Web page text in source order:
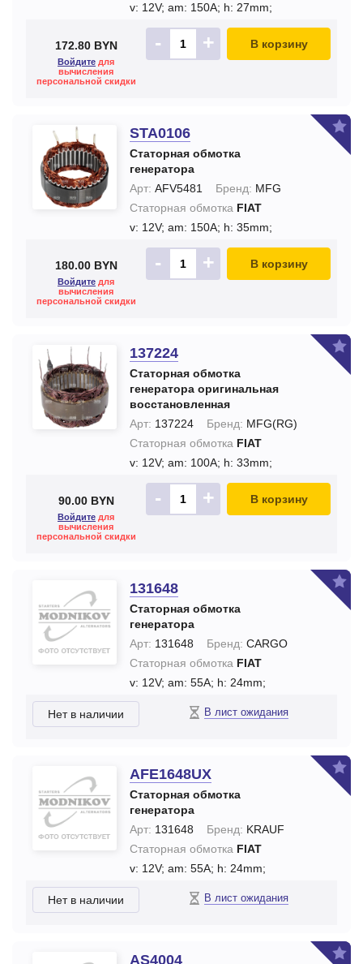
v: 12V; am: 150A; h: 27mm;
172.80 BYN
Войдите для
вычисления
персональной скидки
- + В корзину
STA0106
Статорная обмотка
генератора
Арт: AFV5481 Бренд: MFG
Статорная обмотка FIAT
v: 12V; am: 150A; h: 35mm;
180.00 BYN
Войдите для
вычисления
персональной скидки
- + В корзину
137224
Статорная обмотка
генератора оригинальная
восстановленная
Арт: 137224 Бренд: MFG(RG)
Статорная обмотка FIAT
v: 12V; am: 100A; h: 33mm;
90.00 BYN
Войдите для
вычисления
персональной скидки
- + В корзину
131648
Статорная обмотка
генератора
Арт: 131648 Бренд: CARGO
Статорная обмотка FIAT
v: 12V; am: 55A; h: 24mm;
Нет в наличии В лист ожидания
AFE1648UX
Статорная обмотка
генератора
Арт: 131648 Бренд: KRAUF
Статорная обмотка FIAT
v: 12V; am: 55A; h: 24mm;
Нет в наличии В лист ожидания
AS4004